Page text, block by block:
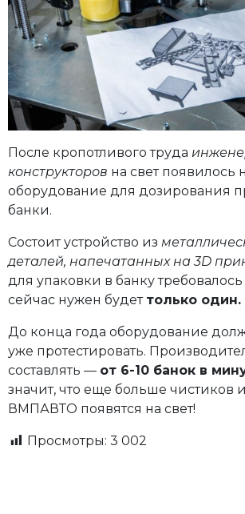
После кропотливого труда
конструкторов на свет появилось
оборудование для дозирования
банки.
Состоит устройство из
деталей, напечатанных на 3D
для упаковки в банку требовалось
сейчас нужен будет только один.
До конца года оборудование
уже протестировать.
составлять — от 6-10 банок в
значит, что еще больше чистиков
ВМПАВТО появятся на свет!
Просмотры: 3 002